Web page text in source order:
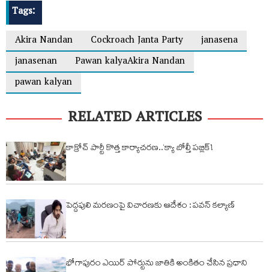
Tags:
Akira Nandan
Cockroach Janta Party
janasena
janasenan
Pawan kalyaAkira Nandan
pawan kalyan
RELATED ARTICLES
కాక్రోచ్ పార్టీ కొత్త కార్యాచరణ..‘క్యా బోల్తీ పబ్లిక్’!
పెద్దపులి మరణంపై విచారణకు ఆదేశం : పవన్ కల్యాణ్
భోగాపురం ఎయిర్ పోర్టును జాతికి అంకితం చేసిన ప్రధాని